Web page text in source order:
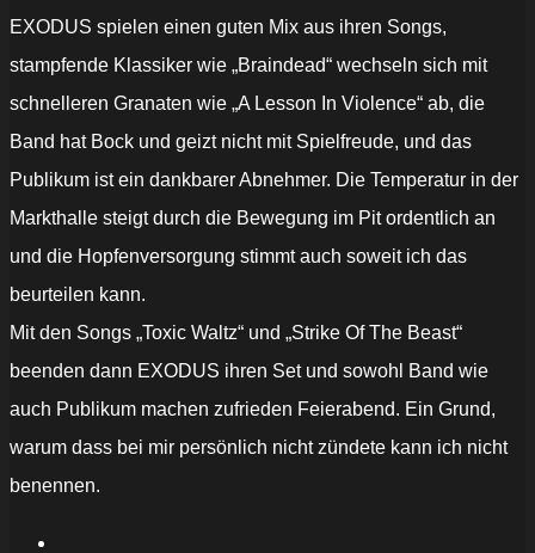
EXODUS spielen einen guten Mix aus ihren Songs,
stampfende Klassiker wie „Braindead“ wechseln sich mit
schnelleren Granaten wie „A Lesson In Violence“ ab, die
Band hat Bock und geizt nicht mit Spielfreude, und das
Publikum ist ein dankbarer Abnehmer. Die Temperatur in der
Markthalle steigt durch die Bewegung im Pit ordentlich an
und die Hopfenversorgung stimmt auch soweit ich das
beurteilen kann.
Mit den Songs „Toxic Waltz“ und „Strike Of The Beast“
beenden dann EXODUS ihren Set und sowohl Band wie
auch Publikum machen zufrieden Feierabend. Ein Grund,
warum dass bei mir persönlich nicht zündete kann ich nicht
benennen.